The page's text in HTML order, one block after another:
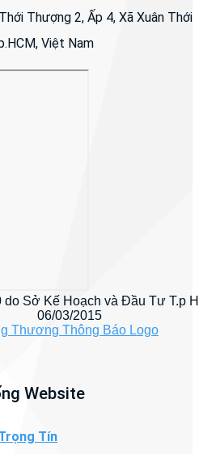
Thượng 2, Ấp 4, Xã Xuân Thới
Việt Nam
do Sở Kế Hoạch và Đầu Tư T.p
06/03/2015
Website
Tín